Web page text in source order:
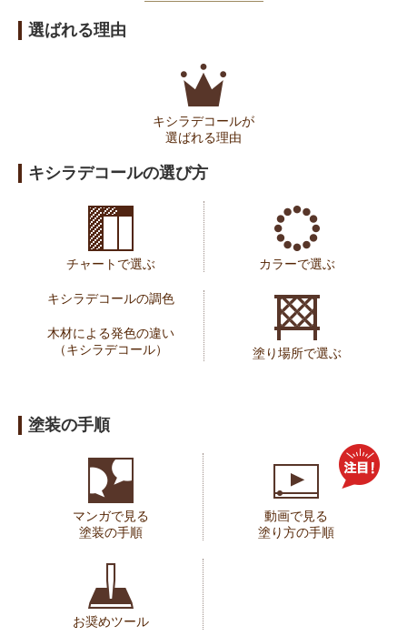
選ばれる理由
キシラデコールが
選ばれる理由
キシラデコールの選び方
チャートで選ぶ カラーで選ぶ
キシラデコールの調色
木材による発色の違い
（キシラデコール）
塗り場所で選ぶ
塗装の手順
マンガで見る
塗装の手順
動画で見る
塗り方の手順
お奨めツール